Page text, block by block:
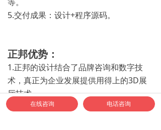
5.交付成果：设计+程序源码。
正邦优势：
1.正邦的设计结合了品牌咨询和数字技
术，真正为企业发展提供用得上的3D展
厅技术。
2.正邦有丰富的电商运维经验，为陶氏化
在线咨询 电话咨询